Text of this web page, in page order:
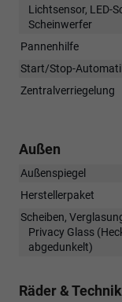
Lichtsensor, LED-
Scheinwerfer
Pannenhilfe
Start/Stop-
Zentralverriegelung
Außen
Außenspiegel
Herstellerpaket
Scheiben,
Privacy Glass
abgedunkelt)
Räder & Technik